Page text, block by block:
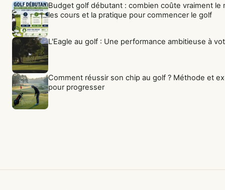
Budget golf débutant : combien coûte vraiment le
les cours et la pratique pour commencer le golf
L'Eagle au golf : Une performance ambitieuse à
Comment réussir son chip au golf ? Méthode et
pour progresser